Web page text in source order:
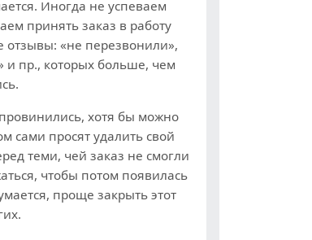
Иногда не успеваем
принять заказ в работу
отзывы: «не перезвонили»,
и пр., которых больше, чем
хотя бы можно
сами просят удалить свой
теми, чей заказ не смогли
чтобы потом появилась
проще закрыть этот